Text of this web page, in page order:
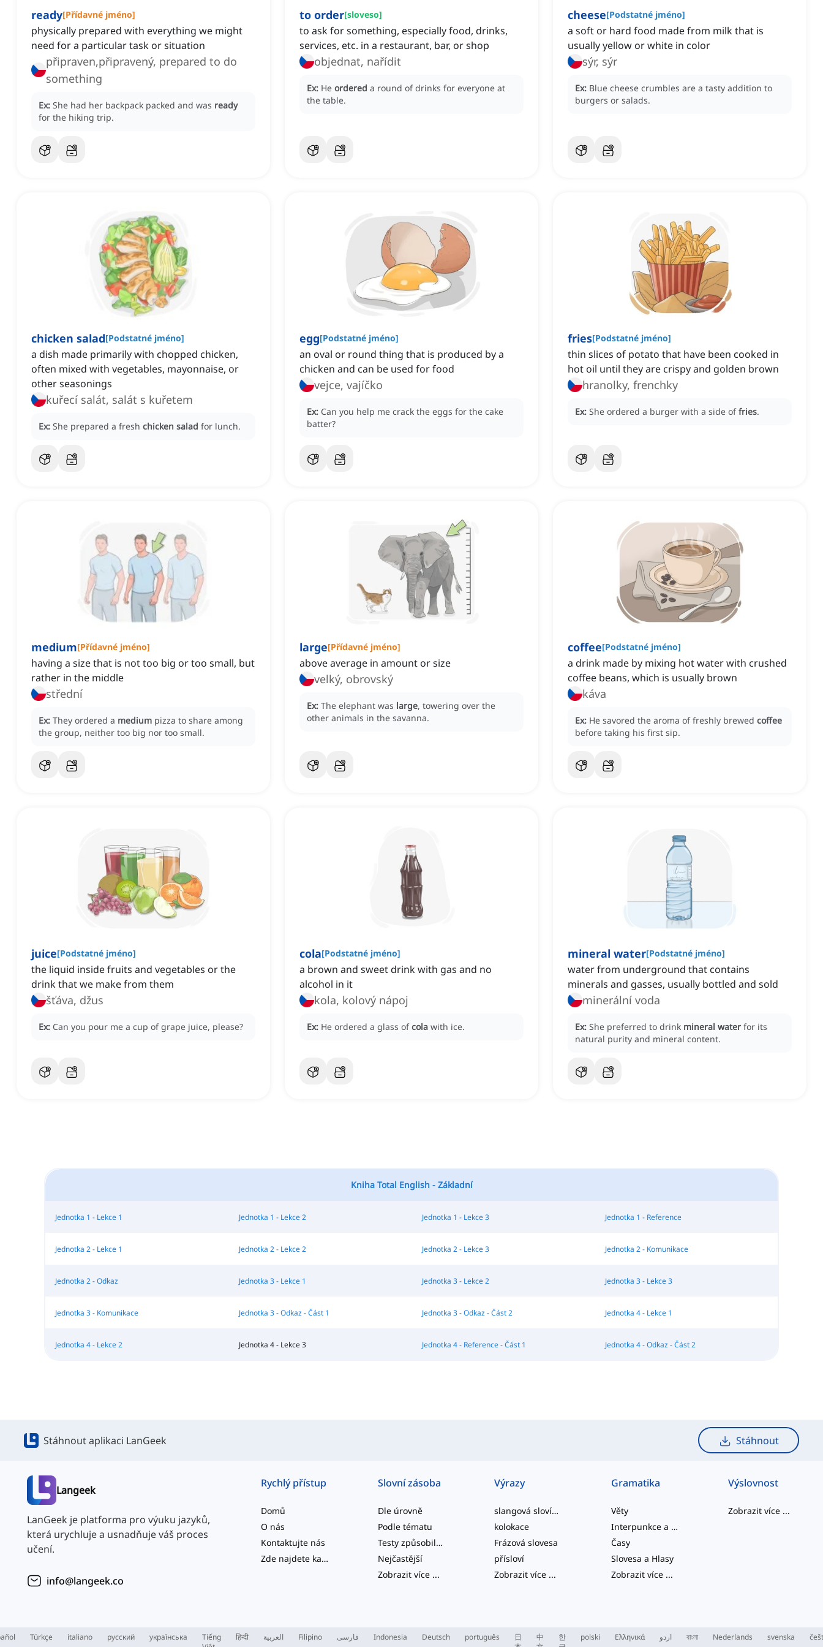
ready[Přídavné jméno]
physically prepared with everything we might
need for a particular task or situation
připraven,připravený, prepared to do
something
Ex: She had her backpack packed and was ready
for the hiking trip.
to order[sloveso]
to ask for something, especially food, drinks,
services, etc. in a restaurant, bar, or shop
objednat, nařídit
Ex: He ordered a round of drinks for everyone at
the table.
cheese[Podstatné jméno]
a soft or hard food made from milk that is
usually yellow or white in color
sýr, sýr
Ex: Blue cheese crumbles are a tasty addition to
burgers or salads.
chicken salad[Podstatné jméno]
a dish made primarily with chopped chicken,
often mixed with vegetables, mayonnaise, or
other seasonings
kuřecí salát, salát s kuřetem
Ex: She prepared a fresh chicken salad for lunch.
egg[Podstatné jméno]
an oval or round thing that is produced by a
chicken and can be used for food
vejce, vajíčko
Ex: Can you help me crack the eggs for the cake
batter?
fries[Podstatné jméno]
thin slices of potato that have been cooked in
hot oil until they are crispy and golden brown
hranolky, frenchky
Ex: She ordered a burger with a side offries.
medium[Přídavné jméno]
having a size that is not too big or too small, but
rather in the middle
střední
Ex: They ordered a medium pizza to share among
the group, neither too big nor too small.
large[Přídavné jméno]
above average in amount or size
velký, obrovský
Ex: The elephant was large, towering over the
other animals in the savanna.
coffee[Podstatné jméno]
a drink made by mixing hot water with crushed
coffee beans, which is usually brown
káva
Ex: He savored the aroma of freshly brewed coffee
before taking his first sip.
juice[Podstatné jméno]
the liquid inside fruits and vegetables or the
drink that we make from them
šťáva, džus
Ex: Can you pour me a cup of grape juice, please?
cola[Podstatné jméno]
a brown and sweet drink with gas and no
alcohol in it
kola, kolový nápoj
Ex: He ordered a glass ofcola with ice.
mineral water[Podstatné jméno]
water from underground that contains
minerals and gasses, usually bottled and sold
minerální voda
Ex: She preferred to drink mineral water for its
natural purity and mineral content.
Kniha Total English - Základní
Jednotka 1 - Lekce 1 Jednotka 1 - Lekce 2 Jednotka 1 - Lekce 3 Jednotka 1 - Reference
Jednotka 2 - Lekce 1 Jednotka 2 - Lekce 2 Jednotka 2 - Lekce 3 Jednotka 2 - Komunikace
Jednotka 2 - Odkaz Jednotka 3 - Lekce 1 Jednotka 3 - Lekce 2 Jednotka 3 - Lekce 3
Jednotka 3 - Komunikace Jednotka 3 - Odkaz - Část 1 Jednotka 3 - Odkaz - Část 2 Jednotka 4 - Lekce 1
Jednotka 4 - Lekce 2 Jednotka 4 - Lekce 3 Jednotka 4 - Reference - Část 1 Jednotka 4 - Odkaz - Část 2
Stáhnout aplikaci LanGeek Stáhnout
Langeek
LanGeek je platforma pro výuku jazyků,
která urychluje a usnadňuje váš proces
učení.
info@langeek.co
Rychlý přístup
Domů
O nás
Kontaktujte nás
Zde najdete kategorizované seznamy slov běžných anglických kolokací a běžných složených struktur.
Slovní zásoba
Dle úrovně
Podle tématu
Testy způsobilosti
Nejčastější
Zobrazit více...
Výrazy
slangová slovíčka
kolokace
Frázová slovesa
přísloví
Zobrazit více ...
Gramatika
Věty
Interpunkce a Pravopis
Časy
Slovesa a Hlasy
Zobrazit více ...
Výslovnost
Zobrazit více ...
Türkçe italiano русский українська
Tiếng
हिन्दी العربية Filipino فارسی Indonesia Deutsch português
日
中
한
polski Ελληνικά اردو বাংলা Nederlands svenska